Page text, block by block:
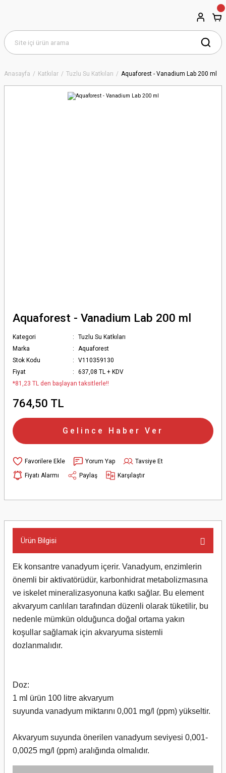
Anasayfa Katkılar Tuzlu Su Katkıları Aquaforest - Vanadium Lab 200 ml
Aquaforest - Vanadium Lab 200 ml
Kategori
Tuzlu Su Katkıları
Marka
Aquaforest
Stok Kodu
V110359130
Fiyat
637,08 TL + KDV
*81,23 TL den başlayan taksitlerle!!
764,50 TL
Gelince Haber Ver
Yorum Yap
Tavsiye Et
Fiyatı Alarmı
Paylaş Karşılaştır
Ürün Bilgisi
Ek konsantre vanadyum içerir. Vanadyum, enzimlerin
önemli bir aktivatörüdür, karbonhidrat metabolizmasına
ve iskelet mineralizasyonuna katkı sağlar. Bu element
akvaryum canlıları tarafından düzenli olarak tüketilir, bu
nedenle mümkün olduğunca doğal ortama yakın
koşullar sağlamak için akvaryuma sistemli
dozlanmalıdır.
Doz:
1 ml ürün 100 litre akvaryum
suyunda vanadyum miktarını 0,001 mg/l (ppm) yükseltir.
Akvaryum suyunda önerilen vanadyum seviyesi 0,001-
0,0025 mg/l (ppm) aralığında olmalıdır.